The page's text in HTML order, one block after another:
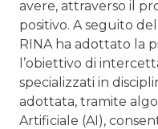
avere, attraverso il
positivo. A seguito
RINA ha adottato la
l’obiettivo di
specializzati in
adottata, tramite
Artificiale (AI),